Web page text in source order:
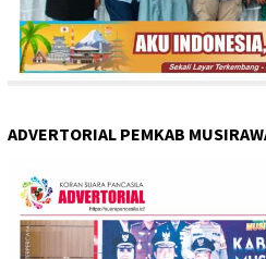
ADVERTORIAL PEMKAB